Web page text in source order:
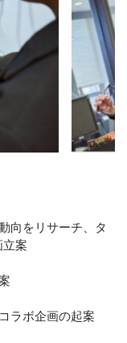
向をリサーチ、タ
立案
ラボ企画の起案